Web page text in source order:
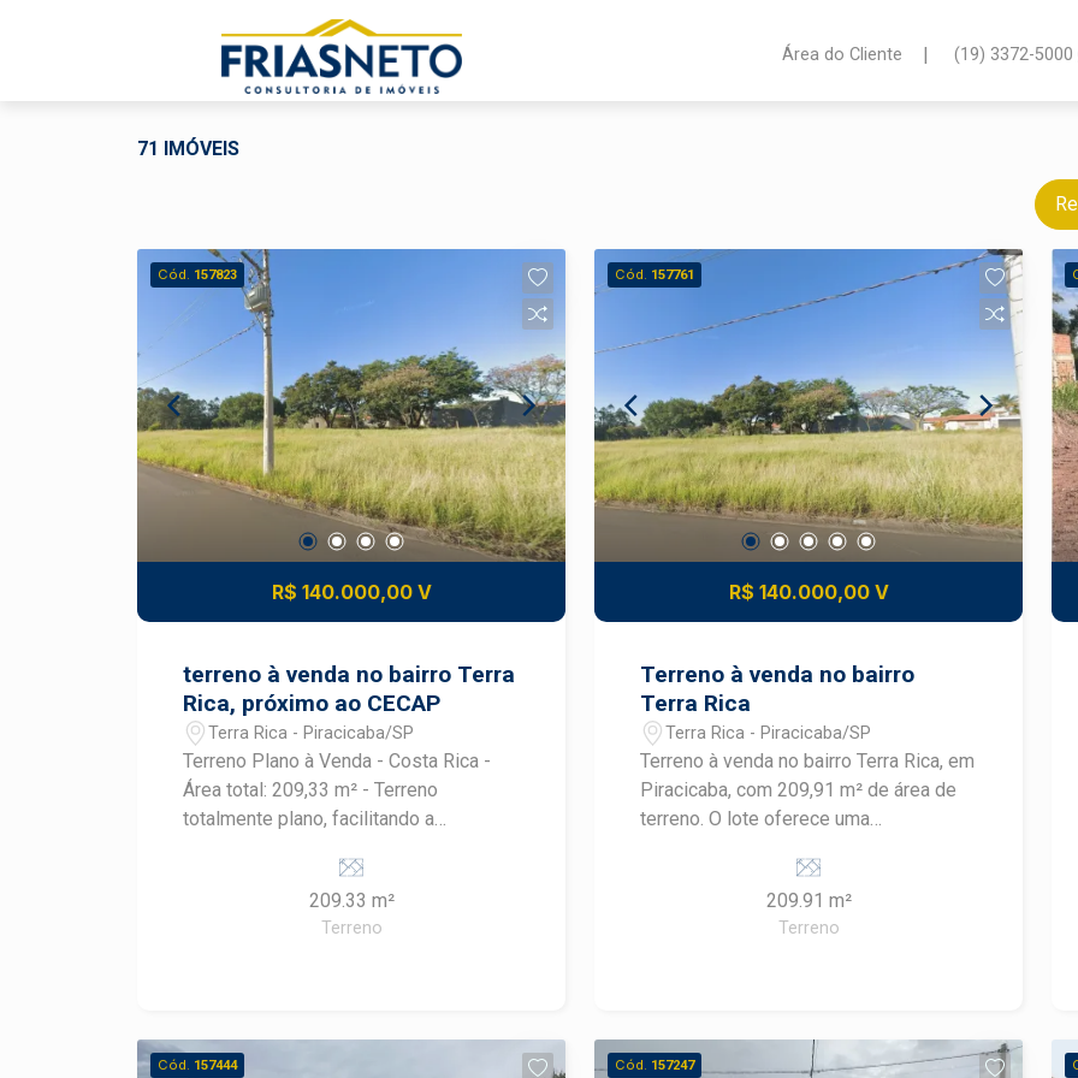
Área do Cliente | (19) 3372-5000
71 IMÓVEIS
Cód. 157823
R$ 140.000,00 V
terreno à venda no bairro Terra
Rica, próximo ao CECAP
Terra Rica - Piracicaba/SP
Terreno Plano à Venda - Costa Rica -
Área total: 209,33 m² - Terreno
totalmente plano, facilitando a
da área para projetos residenciais -
Ideal para construir sua casa, casa de
lazer ou investimento - Localização
tranquilidade e qualidade de vida -
209.33 m²
Terreno
Cód. 157761
R$ 140.000,00 V
Terreno à venda no bairro
Terra Rica
Terra Rica - Piracicaba/SP
Terreno à venda no bairro Terra Rica, em
Piracicaba, com 209,91 m² de área de
terreno. O lote oferece uma
residência personalizada em uma
região residencial da cidade.
CARACTERÍSTICAS DO IMÓVEL -
destinado à construção - Área para
209.91 m²
Terreno
Cód. 157444 Cód. 157247